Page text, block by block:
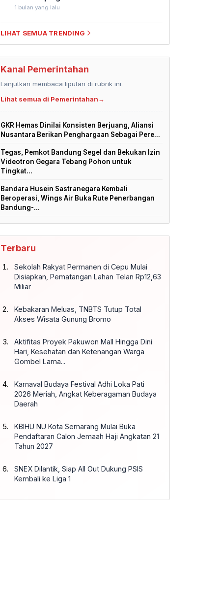
1 bulan yang lalu
LIHAT SEMUA TRENDING
Kanal Pemerintahan
Lanjutkan membaca liputan di rubrik ini.
Lihat semua di Pemerintahan→
GKR Hemas Dinilai Konsisten Berjuang, Aliansi
Nusantara Berikan Penghargaan Sebagai Pere...
Tegas, Pemkot Bandung Segel dan Bekukan Izin
Videotron Gegara Tebang Pohon untuk
Tingkat...
Bandara Husein Sastranegara Kembali
Beroperasi, Wings Air Buka Rute Penerbangan
Bandung-...
Terbaru
Sekolah Rakyat Permanen di Cepu Mulai
Disiapkan, Pematangan Lahan Telan Rp12,63
Miliar
Kebakaran Meluas, TNBTS Tutup Total
Akses Wisata Gunung Bromo
Aktifitas Proyek Pakuwon Mall Hingga Dini
Hari, Kesehatan dan Ketenangan Warga
Gombel Lama...
Karnaval Budaya Festival Adhi Loka Pati
2026 Meriah, Angkat Keberagaman Budaya
Daerah
KBIHU NU Kota Semarang Mulai Buka
Pendaftaran Calon Jemaah Haji Angkatan 21
Tahun 2027
SNEX Dilantik, Siap All Out Dukung PSIS
Kembali ke Liga 1